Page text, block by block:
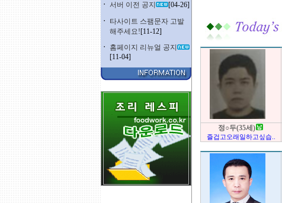
ㆍ 서버 이전 공지
[04-26]
ㆍ
타사이트 스팸문자 고발
해주세요![11-12]
ㆍ
홈페이지 리뉴얼 공지
[11-04]
정○두(35세)
즐겁고오래일하고싶습..